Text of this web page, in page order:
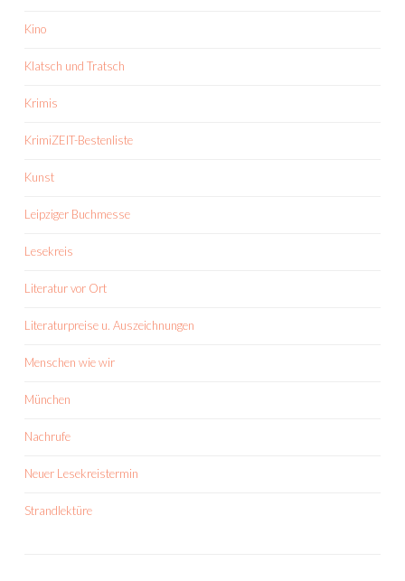
Kino
Klatsch und Tratsch
Krimis
KrimiZEIT-Bestenliste
Kunst
Leipziger Buchmesse
Lesekreis
Literatur vor Ort
Literaturpreise u. Auszeichnungen
Menschen wie wir
München
Nachrufe
Neuer Lesekreistermin
Strandlektüre